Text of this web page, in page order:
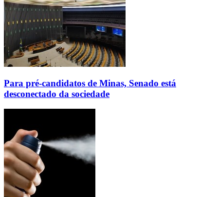
Para pré-candidatos de Minas, Senado está
desconectado da sociedade